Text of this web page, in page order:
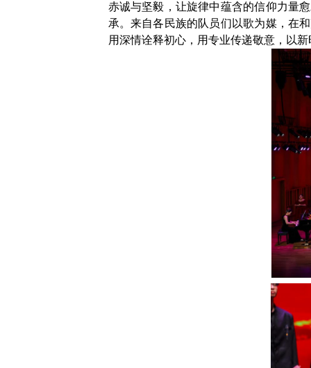
赤诚与坚毅，让旋律中蕴含的信仰力量
承。来自各民族的队员们以歌为媒，在
用深情诠释初心，用专业传递敬意，以